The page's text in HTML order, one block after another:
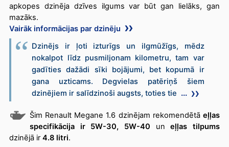
apkopes dzinēja dzīves ilgums var būt gan lielāks, gan
mazāks.
Vairāk informācijas par dzinēju
Dzinējs ir ļoti izturīgs un ilgmūžīgs, mēdz
nokalpot līdz pusmiljonam kilometru, tam var
gadīties dažādi sīki bojājumi, bet kopumā ir
gana uzticams. Degvielas patēriņš šiem
dzinējiem ir salīdzinoši augsts, toties tie ...
Šim Renault Megane 1.6 dzinējam rekomendētā eļļas
specifikācija ir 5W-30, 5W-40 uneļļas tilpums
dzinējā ir4.8 litri.